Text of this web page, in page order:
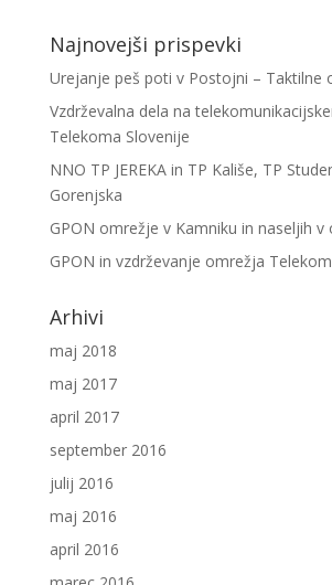
Najnovejši prispevki
Urejanje peš poti v Postojni – Taktilne
Vzdrževalna dela na
Telekoma Slovenije
NNO TP JEREKA in TP Kališe, TP
Gorenjska
GPON omrežje v Kamniku in naseljih v
GPON in vzdrževanje omrežja
Arhivi
maj 2018
maj 2017
april 2017
september 2016
julij 2016
maj 2016
april 2016